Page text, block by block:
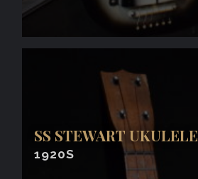
SS STEWART UKULELE
1920S